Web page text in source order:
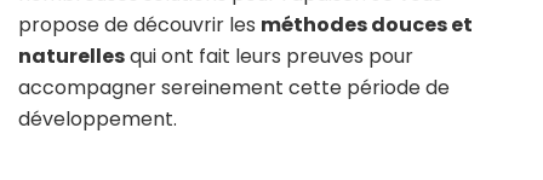
propose de découvrir les méthodes douces et
naturellesqui ont fait leurs preuves pour
accompagner sereinement cette période de
développement.